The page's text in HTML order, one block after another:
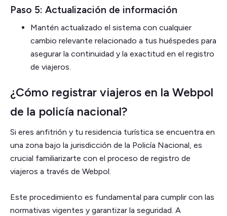
Paso 5: Actualización de información
Mantén actualizado el sistema con cualquier
cambio relevante relacionado a tus huéspedes para
asegurar la continuidad y la exactitud en el registro
de viajeros.
¿Cómo registrar viajeros en la Webpol
de la policía nacional?
Si eres anfitrión y tu residencia turística se encuentra en
una zona bajo la jurisdicción de la Policía Nacional, es
crucial familiarizarte con el proceso de registro de
viajeros a través de Webpol.
Este procedimiento es fundamental para cumplir con las
normativas vigentes y garantizar la seguridad. A